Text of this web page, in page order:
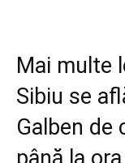
Mai multe
Sibiu se
Galben de